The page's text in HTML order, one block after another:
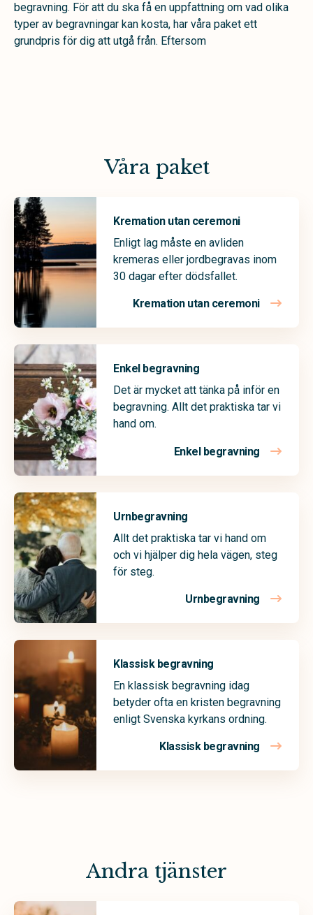
begravning. För att du ska få en uppfattning om vad olika
typer av begravningar kan kosta, har våra paket ett
grundpris för dig att utgå från. Eftersom
Våra paket
Kremation utan ceremoni
Enligt lag måste en avliden
kremeras eller jordbegravas inom
30 dagar efter dödsfallet.
Kremation utan ceremoni
Enkel begravning
Det är mycket att tänka på inför en
begravning. Allt det praktiska tar vi
hand om.
Enkel begravning
Urnbegravning
Allt det praktiska tar vi hand om
och vi hjälper dig hela vägen, steg
för steg.
Urnbegravning
Klassisk begravning
En klassisk begravning idag
betyder ofta en kristen begravning
enligt Svenska kyrkans ordning.
Klassisk begravning
Andra tjänster